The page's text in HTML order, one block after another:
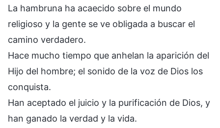
La hambruna ha acaecido sobre el mundo
religioso y la gente se ve obligada a buscar el
camino verdadero.
Hace mucho tiempo que anhelan la aparición del
Hijo del hombre; el sonido de la voz de Dios los
conquista.
Han aceptado el juicio y la purificación de Dios, y
han ganado la verdad y la vida.